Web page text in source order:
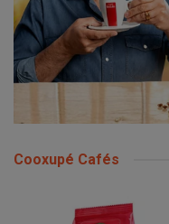
Cooxupé Cafés